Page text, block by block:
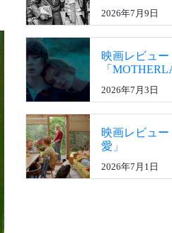
2026年7月9日
映画レビュー
「
2026年7月3日
映画レビュ
愛」
2026年7月1日